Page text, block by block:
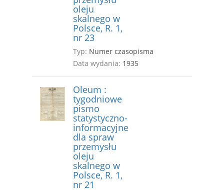
oleju
skalnego w
Polsce, R. 1,
nr 23
Typ: Numer czasopisma
Data wydania: 1935
Oleum :
tygodniowe
pismo
statystyczno-
informacyjne
dla spraw
przemysłu
oleju
skalnego w
Polsce, R. 1,
nr 21